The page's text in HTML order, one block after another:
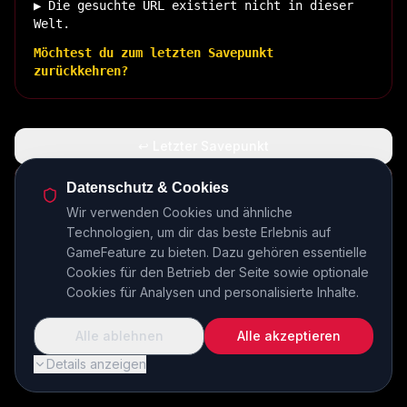
▶ Die gesuchte URL existiert nicht in dieser
Welt.
Möchtest du zum letzten Savepunkt
zurückkehren?
🏠 Zurück zur Basis
INSERT COIN TO CONTINUE...
Datenschutz & Cookies
Wir verwenden Cookies und ähnliche
Technologien, um dir das beste Erlebnis auf
GameFeature zu bieten. Dazu gehören essentielle
Cookies für den Betrieb der Seite sowie optionale
Cookies für Analysen und personalisierte Inhalte.
Details anzeigen
Alle ablehnen Alle akzeptieren